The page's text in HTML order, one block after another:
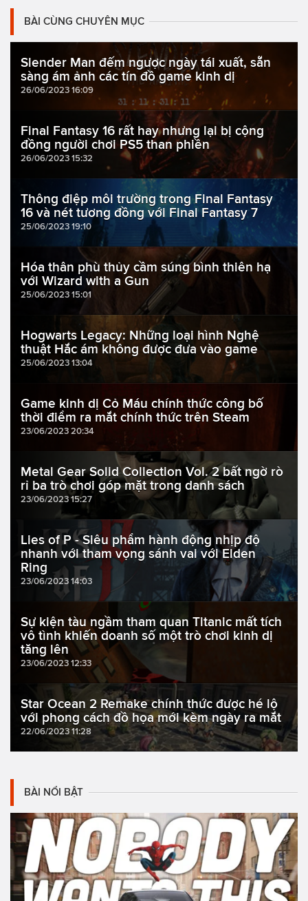
BÀI CÙNG CHUYÊN MỤC
Slender Man đếm ngược ngày tái xuất, sẵn
sàng ám ảnh các tín đồ game kinh dị
26/06/2023 16:09
Final Fantasy 16 rất hay nhưng lại bị cộng
đồng người chơi PS5 than phiền
26/06/2023 15:32
Thông điệp môi trường trong Final Fantasy
16 và nét tương đồng với Final Fantasy 7
25/06/2023 19:10
Hóa thân phù thủy cầm súng bình thiên hạ
với Wizard with a Gun
25/06/2023 15:01
Hogwarts Legacy: Những loại hình Nghệ
thuật Hắc ám không được đưa vào game
25/06/2023 13:04
Game kinh dị Cỏ Máu chính thức công bố
thời điểm ra mắt chính thức trên Steam
23/06/2023 20:34
Metal Gear Solid Collection Vol. 2 bất ngờ rò
rỉ ba trò chơi góp mặt trong danh sách
23/06/2023 15:27
Lies of P - Siêu phẩm hành động nhịp độ
nhanh với tham vọng sánh vai với Elden
Ring
23/06/2023 14:03
Sự kiện tàu ngầm tham quan Titanic mất tích
vô tình khiến doanh số một trò chơi kinh dị
tăng lên
23/06/2023 12:33
Star Ocean 2 Remake chính thức được hé lộ
với phong cách đồ họa mới kèm ngày ra mắt
22/06/2023 11:28
BÀI NỔI BẬT